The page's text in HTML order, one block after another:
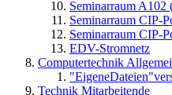
Seminarraum A102
Seminarraum CIP-
Seminarraum CIP-
EDV-Stromnetz
Computertechnik
Technik Mitarbeitende